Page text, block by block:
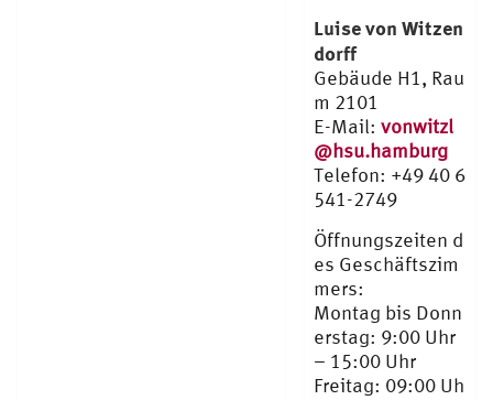
Luise von Witzen
dorff
Gebäude H1, Rau
m 2101
E-Mail: vonwitzl
@hsu.hamburg
Telefon: +49 40 6
541-2749
Öffnungszeiten d
es Geschäftszim
mers:
Montag bis Donn
erstag: 9:00 Uhr
– 15:00 Uhr
Freitag: 09:00 Uh